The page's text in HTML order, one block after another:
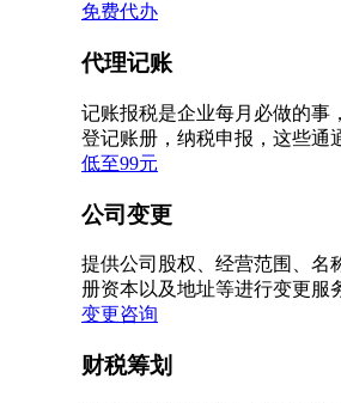
免费代办
代理记账
记账报税是企业每月必做的事
登记账册，纳税申报，这些通
低至99元
公司变更
提供公司股权、经营范围、名
册资本以及地址等进行变更服
变更咨询
财税筹划